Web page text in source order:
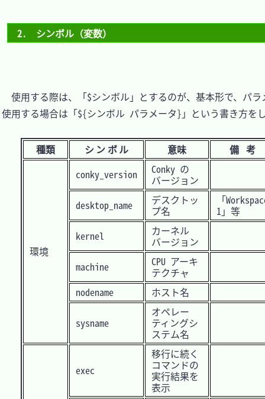
2.　シンボル（変数）
使用する際は、「$シンボル」とするのが、基本形で、パラ
使用する場合は「${シンボル パラメータ}」という書き方を
種類 シンボル 意味 備
環境
conky_version Conky の
バージョン
desktop_name
デスクトッ
プ名
「
1」等
kernel
カーネル
バージョン
machine
CPU アーキ
テクチャ
nodename
ホスト名
sysname
オペレー
ティングシ
ステム名
exec
移行に続く
コマンドの
実行結果を
表示